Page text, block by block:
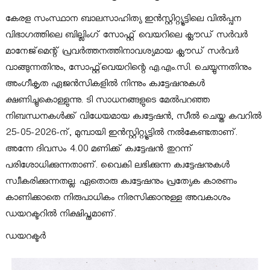
ല
സാ
ഹി
ത്യ
ഇ
റ്റ്യൂ
കേരള സംസ്ഥാന ബാലസാഹിത്യ ഇൻസ്റ്റിറ്റ്യൂട്ടിലെ വിൽപ്പന
വിഭാഗത്തിലെ ബില്ലിംഗ് സോഫ്റ്റ് വെയറിലെ ക്ലൗഡ് സർവർ
മാനേജ്‌മെന്റ് പ്രവർത്തനത്തിനാവശ്യമായ ക്ലൗഡ് സർവർ
വാങ്ങുന്നതിനും, സോഫ്റ്റ്‌വെയറിന്റെ എ.എം.സി. ചെയ്യുന്നതിനും
അംഗീകൃത ഏജൻസികളിൽ നിന്നും ക്വട്ടേഷനുകൾ
ക്ഷണിച്ചുകൊള്ളുന്നു. ടി സാധനങ്ങളുടെ മേൽപറഞ്ഞ
നിബന്ധനകൾക്ക് വിധേയമായ ക്വട്ടേഷൻ, സീൽ ചെയ്ത കവറിൽ
25-05-2026-ന്, മുമ്പായി ഇൻസ്റ്റിറ്റ്യൂട്ടിൽ നൽകേണ്ടതാണ്.
അന്നേ ദിവസം 4.00 മണിക്ക് ക്വട്ടേഷൻ തുറന്ന്
പരിശോധിക്കുന്നതാണ്. വൈകി ലഭിക്കുന്ന ക്വട്ടേഷനുകൾ
സ്വീകരിക്കുന്നതല്ല. ഏതൊരു ക്വട്ടേഷനും പ്രത്യേക കാരണം
കാണിക്കാതെ നിരുപാധികം നിരസിക്കാനുള്ള അവകാശം
ഡയറക്ടറിൽ നിക്ഷിപ്തമാണ്.
ഡയറക്ടർ